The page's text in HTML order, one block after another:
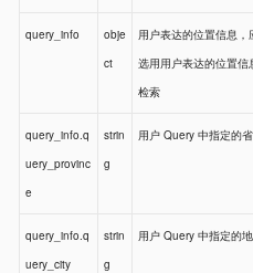
query_info
obje
ct
用户表达的位置信息，
选用用户表达的位置信
检索
query_info.q
uery_provinc
e
strin
g
用户 Query 中指定的
query_info.q
uery_city
strin
g
用户 Query 中指定的